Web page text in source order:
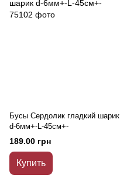
Бусы Сердолик гладкий шарик
d-6мм+-L-45см+-
189.00 грн
Купить